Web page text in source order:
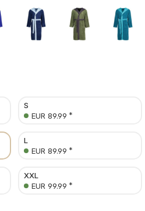
S
EUR 89.99 *
L
EUR 89.99 *
XXL
EUR 99.99 *